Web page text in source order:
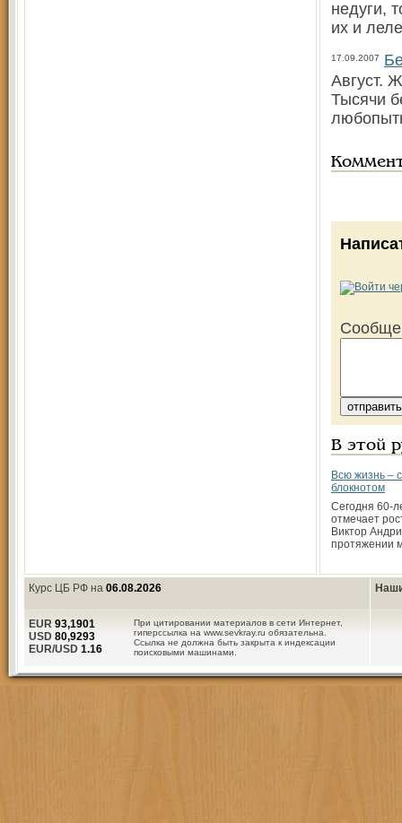
недуги,
их и
17.09.2007
Август.
Тысячи
В этой
Всю жизнь –
блокнотом
Сегодня 60-
отмечает
Виктор
протяжении
Курс ЦБ РФ на 06.08.2026
При цитировании материалов в сети Интернет,
гиперссылка на www.sevkray.ru обязательна.
Ссылка не должна быть закрыта к индексации
поисковыми машинами.
EUR 93,1901
USD 80,9293
EUR/USD 1.16